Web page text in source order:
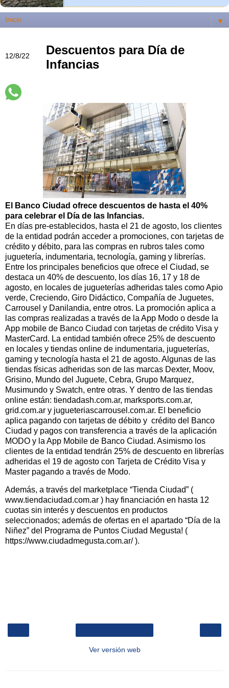
▼
12/8/22
Descuentos para Día de
Infancias
El Banco Ciudad ofrece descuentos de hasta el 40%
para celebrar el Día de las Infancias.
En días pre-establecidos, hasta el 21 de agosto, los clientes
de la entidad podrán acceder a promociones, con tarjetas de
crédito y débito, para las compras en rubros tales como
juguetería, indumentaria, tecnología, gaming y librerías.
Entre los principales beneficios que ofrece el Ciudad, se
destaca un 40% de descuento, los días 16, 17 y 18 de
agosto, en locales de jugueterías adheridas tales como Apio
verde, Creciendo, Giro Didáctico, Compañía de Juguetes,
Carrousel y Danilandia, entre otros. La promoción aplica a
las compras realizadas a través de la App Modo o desde la
App mobile de Banco Ciudad con tarjetas de crédito Visa y
MasterCard. La entidad también ofrece 25% de descuento
en locales y tiendas online de indumentaria, jugueterías,
gaming y tecnología hasta el 21 de agosto. Algunas de las
tiendas físicas adheridas son de las marcas Dexter, Moov,
Grisino, Mundo del Juguete, Cebra, Grupo Marquez,
Musimundo y Swatch, entre otras. Y dentro de las tiendas
online están: tiendadash.com.ar, marksports.com.ar,
grid.com.ar y jugueteriascarrousel.com.ar. El beneficio
aplica pagando con tarjetas de débito y crédito del Banco
Ciudad y pagos con transferencia a través de la aplicación
MODO y la App Mobile de Banco Ciudad. Asimismo los
clientes de la entidad tendrán 25% de descuento en librerías
adheridas el 19 de agosto con Tarjeta de Crédito Visa y
Master pagando a través de Modo.
Además, a través del marketplace “Tienda Ciudad” (
www.tiendaciudad.com.ar ) hay financiación en hasta 12
cuotas sin interés y descuentos en productos
seleccionados; además de ofertas en el apartado “Día de la
Niñez” del Programa de Puntos Ciudad Megusta! (
https://www.ciudadmegusta.com.ar/ ).
Ver versión web